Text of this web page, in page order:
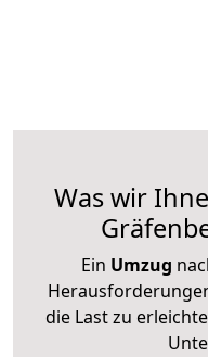
Was wir
Ein Umzug
die Last zu